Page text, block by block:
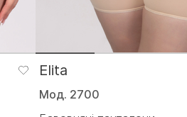
Elita
Мод. 2700